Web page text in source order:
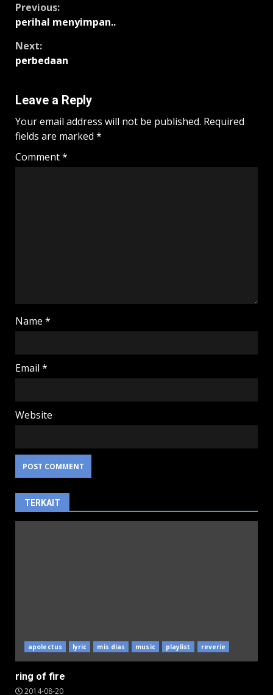
Continue
Reading
Previous:
perihal menyimpan..
Next:
perbedaan
Leave a Reply
Your email address will not be published. Required
fields are marked *
Comment*
Name *
Email *
Website
TERKAIT
apolectus lyric mis dias music playlist reverie
ring of fire
2014-08-20